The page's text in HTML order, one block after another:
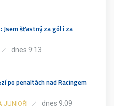
Jsem šťastný za gól i za
dnes 9:13
po penaltách nad Racingem
JUNIOŘI dnes 9:09